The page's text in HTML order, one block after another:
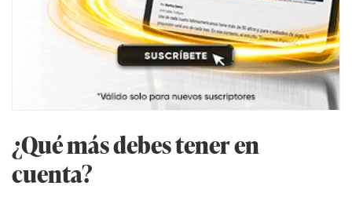
¿Qué más debes tener en
cuenta?